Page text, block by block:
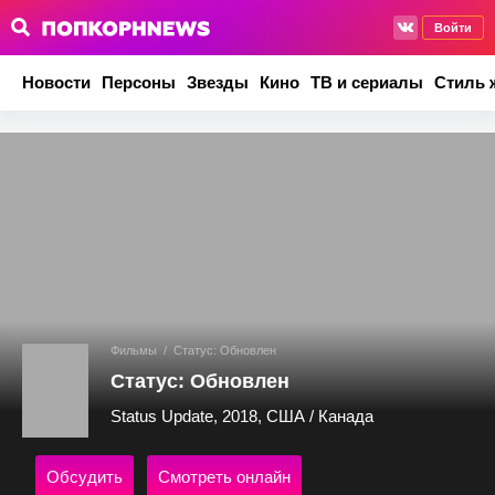
Войти
Новости Персоны Звезды Кино ТВ и сериалы Стиль
Фильмы / Статус: Обновлен
Статус: Обновлен
Status Update, 2018, США / Канада
Обсудить Смотреть онлайн